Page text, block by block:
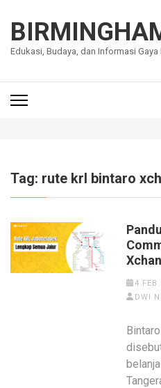
konten
(Tekan
Edukasi, Budaya, dan Informasi Gaya
Tag: rute krl bintaro
4 FEB
DWI